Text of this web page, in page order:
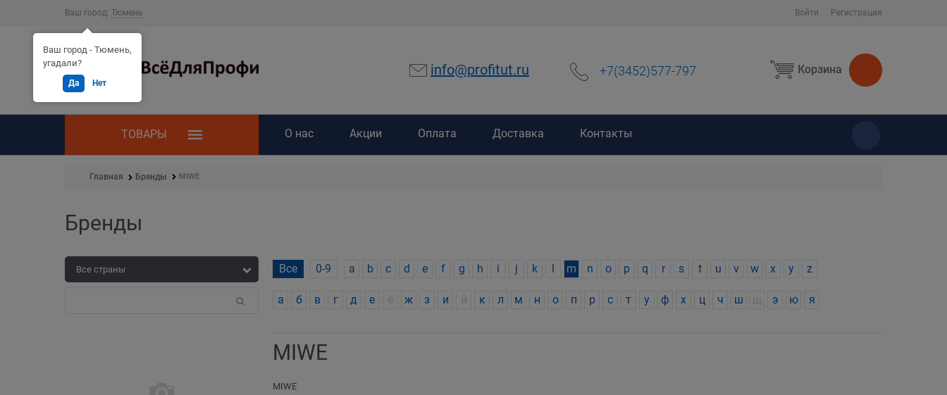
Ваш город: Тюмень Войти Регистрация
info@profitut.ru +7(3452)577-797 Корзина
ТОВАРЫ О нас Акции Оплата Доставка Контакты
Главная Бренды MIWE
Бренды
Все 0-9 a b c d e f g h i j k m n o p q r s t u v w x y z
а б в г д е ж з и к л м н о п р с т у ф х ц ч ш э ю я
MIWE
MIWE
Ваш город - Тюмень,
угадали?
Да Нет